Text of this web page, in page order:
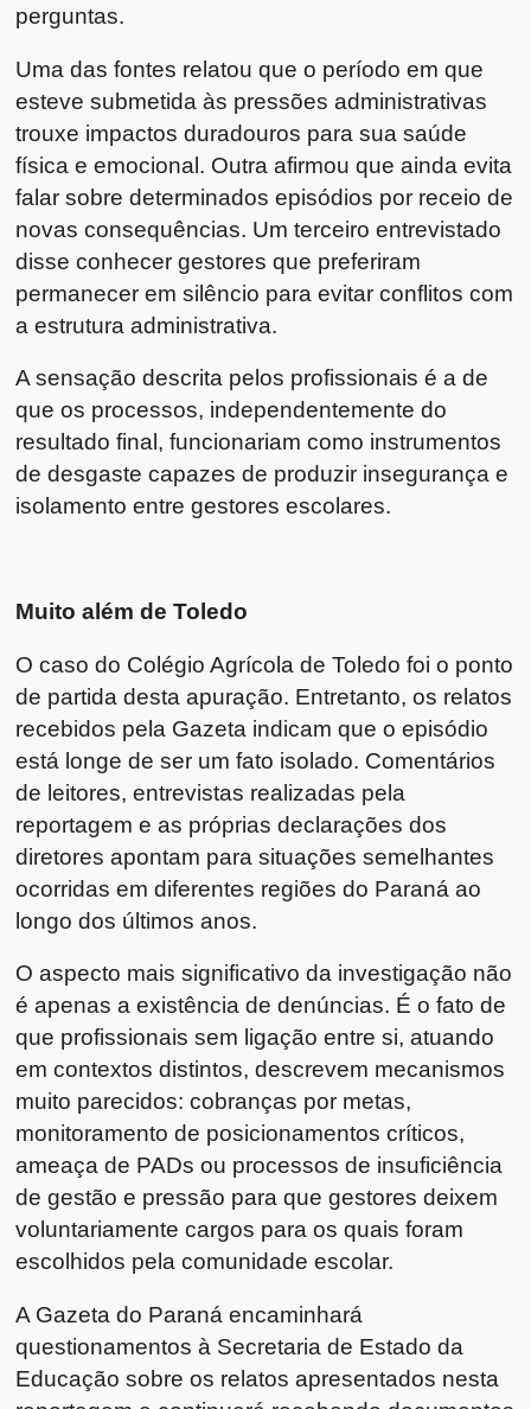
perguntas.
Uma das fontes relatou que o período em que
esteve submetida às pressões administrativas
trouxe impactos duradouros para sua saúde
física e emocional. Outra afirmou que ainda evita
falar sobre determinados episódios por receio de
novas consequências. Um terceiro entrevistado
disse conhecer gestores que preferiram
permanecer em silêncio para evitar conflitos com
a estrutura administrativa.
A sensação descrita pelos profissionais é a de
que os processos, independentemente do
resultado final, funcionariam como instrumentos
de desgaste capazes de produzir insegurança e
isolamento entre gestores escolares.
Muito além de Toledo
O caso do Colégio Agrícola de Toledo foi o ponto
de partida desta apuração. Entretanto, os relatos
recebidos pela Gazeta indicam que o episódio
está longe de ser um fato isolado. Comentários
de leitores, entrevistas realizadas pela
reportagem e as próprias declarações dos
diretores apontam para situações semelhantes
ocorridas em diferentes regiões do Paraná ao
longo dos últimos anos.
O aspecto mais significativo da investigação não
é apenas a existência de denúncias. É o fato de
que profissionais sem ligação entre si, atuando
em contextos distintos, descrevem mecanismos
muito parecidos: cobranças por metas,
monitoramento de posicionamentos críticos,
ameaça de PADs ou processos de insuficiência
de gestão e pressão para que gestores deixem
voluntariamente cargos para os quais foram
escolhidos pela comunidade escolar.
A Gazeta do Paraná encaminhará
questionamentos à Secretaria de Estado da
Educação sobre os relatos apresentados nesta